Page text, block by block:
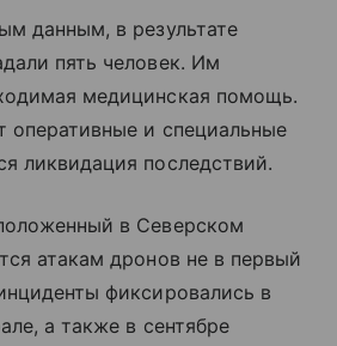
данным, в результате
пять человек. Им
медицинская помощь.
оперативные и специальные
ликвидация последствий.
в Северском
атакам дронов не в первый
фиксировались в
а также в сентябре